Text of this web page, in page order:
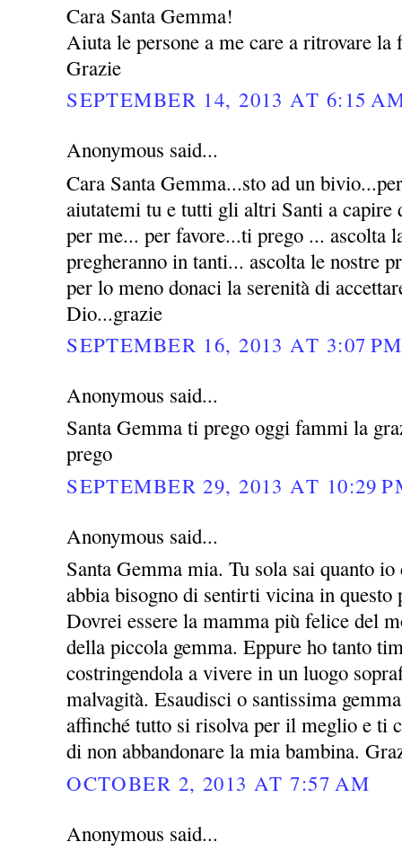
Cara Santa Gemma!
Aiuta le persone a me care a ritrovare
Grazie
SEPTEMBER 14, 2013 AT 6:15
Anonymous said...
Cara Santa Gemma...sto ad un
aiutatemi tu e tutti gli altri Santi a capire
per me... per favore...ti prego ... ascolta
pregheranno in tanti... ascolta le nostre
per lo meno donaci la serenità di
Dio...grazie
SEPTEMBER 16, 2013 AT 3:07 PM
Anonymous said...
Santa Gemma ti prego oggi fammi la
prego
SEPTEMBER 29, 2013 AT 10:29
Anonymous said...
Santa Gemma mia. Tu sola sai quanto
abbia bisogno di sentirti vicina in
Dovrei essere la mamma più felice del
della piccola gemma. Eppure ho tanto
costringendola a vivere in un luogo
malvagità. Esaudisci o santissima
affinché tutto si risolva per il meglio e ti
di non abbandonare la mia bambina.
OCTOBER 2, 2013 AT 7:57 AM
Anonymous said...